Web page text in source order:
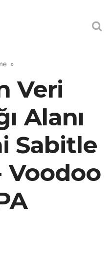
Veri
Alanı
Sabitle
Voodoo